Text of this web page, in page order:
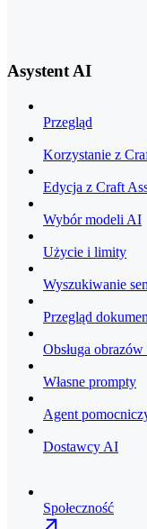
Asystent AI
Przegląd
Korzystanie z
Edycja z Craft
Wybór modeli AI
Użycie i limity
Wyszukiwanie
Przegląd
Obsługa
Własne prompty
Agent
Dostawcy AI
Społeczność